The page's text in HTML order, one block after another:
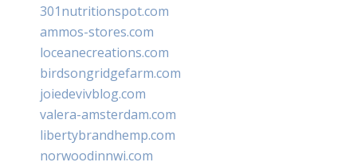
301nutritionspot.com
ammos-stores.com
loceanecreations.com
birdsongridgefarm.com
joiedevivblog.com
valera-amsterdam.com
libertybrandhemp.com
norwoodinnwi.com